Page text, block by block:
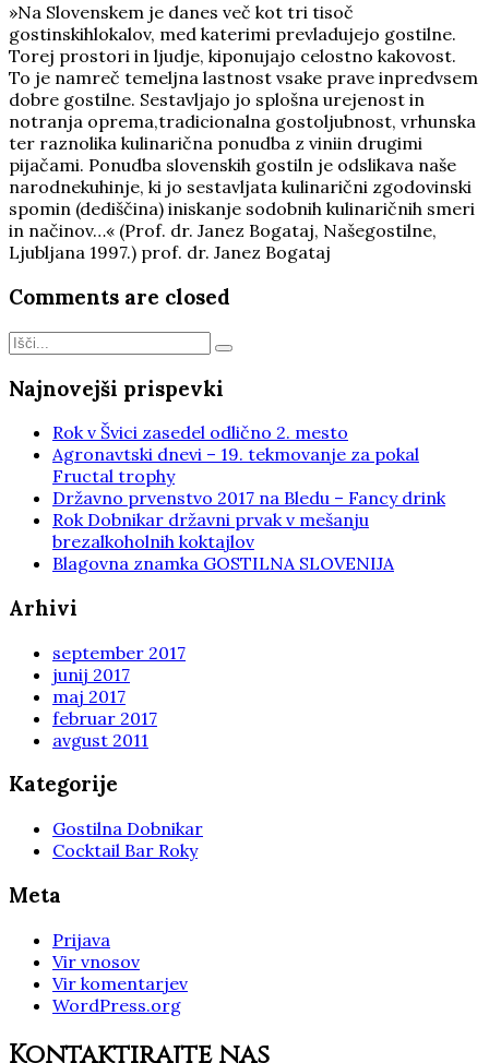
»Na Slovenskem je danes več kot tri tisoč
gostinskihlokalov, med katerimi prevladujejo gostilne.
Torej prostori in ljudje, kiponujajo celostno kakovost.
To je namreč temeljna lastnost vsake prave inpredvsem
dobre gostilne. Sestavljajo jo splošna urejenost in
notranja oprema,tradicionalna gostoljubnost, vrhunska
ter raznolika kulinarična ponudba z viniin drugimi
pijačami. Ponudba slovenskih gostiln je odslikava naše
narodnekuhinje, ki jo sestavljata kulinarični zgodovinski
spomin (dediščina) iniskanje sodobnih kulinaričnih smeri
in načinov…« (Prof. dr. Janez Bogataj, Našegostilne,
Ljubljana 1997.) prof. dr. Janez Bogataj
Comments are closed
Najnovejši prispevki
Rok v Švici zasedel odlično 2. mesto
Agronavtski dnevi – 19. tekmovanje za pokal
Fructal trophy
Državno prvenstvo 2017 na Bledu – Fancy drink
Rok Dobnikar državni prvak v mešanju
brezalkoholnih koktajlov
Blagovna znamka GOSTILNA SLOVENIJA
Arhivi
september 2017
junij 2017
maj 2017
februar 2017
avgust 2011
Kategorije
Gostilna Dobnikar
Cocktail Bar Roky
Meta
Prijava
Vir vnosov
Vir komentarjev
WordPress.org
Kontaktirajte nas